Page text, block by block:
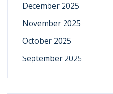
December 2025
November 2025
October 2025
September 2025